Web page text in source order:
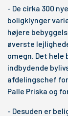
- De cirka 300
boligklynger
højere
øverste
omegn. Det hele
indbydende
afdelingschef
Palle Priska og
- Desuden er